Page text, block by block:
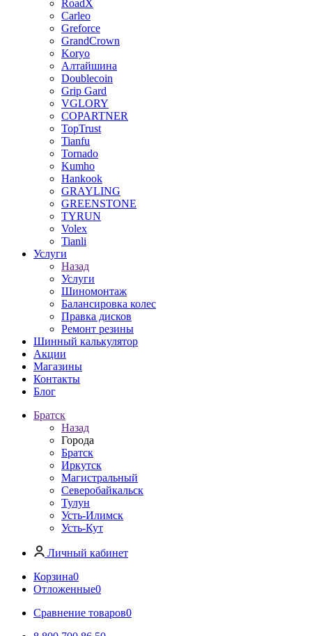
RoadX
Carleo
Greforce
GrandCrown
Koryo
Алтайшина
Doublecoin
Grip Gard
VGLORY
COPARTNER
TopTrust
Tianfu
Tornado
Kumho
Hankook
GRAYLING
GREENSTONE
TYRUN
Volex
Tianli
Услуги
Назад
Услуги
Шиномонтаж
Балансировка колес
Правка дисков
Ремонт резины
Шинный калькулятор
Акции
Магазины
Контакты
Блог
Братск
Назад
Города
Братск
Иркутск
Магистральный
Северобайкальск
Тулун
Усть-Илимск
Усть-Кут
Личный кабинет
Корзина0
Отложенные0
Сравнение товаров0